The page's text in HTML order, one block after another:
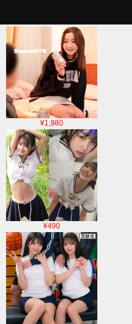
¥1,980
¥490